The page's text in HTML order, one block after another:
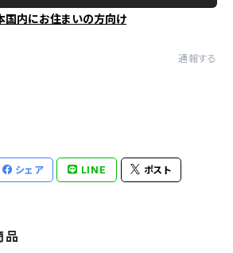
国内にお住まいの方向け
通報する
シェア LINE ポスト
品